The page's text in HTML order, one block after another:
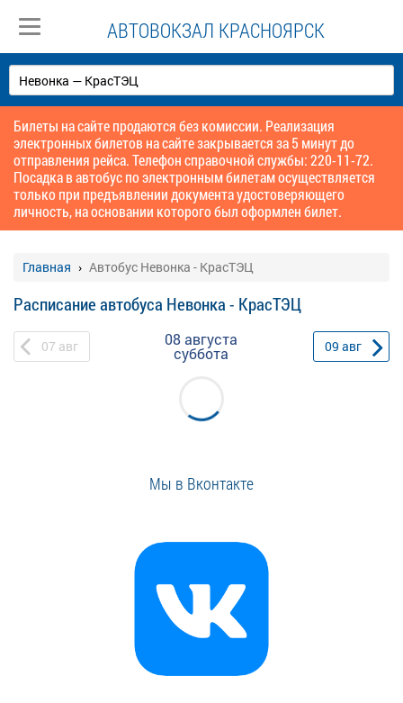
АВТОВОКЗАЛ КРАСНОЯРСК
Билеты на сайте продаются без комиссии. Реализация
электронных билетов на сайте закрывается за 5 минут до
отправления рейса. Телефон справочной службы: 220-11-72.
Посадка в автобус по электронным билетам осуществляется
только при предъявлении документа удостоверяющего
личность, на основании которого был оформлен билет.
Главная Автобус Невонка - КрасТЭЦ
Расписание автобуса Невонка - КрасТЭЦ
07 авг 08 августа
суббота 09 авг
Мы в Вконтакте